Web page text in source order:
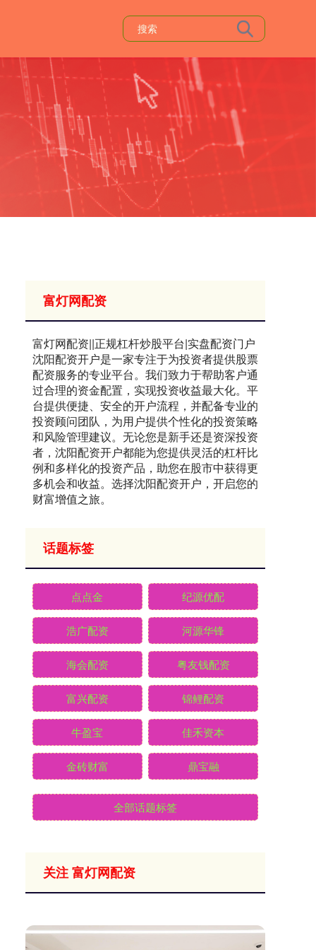
富灯网配资
富灯网配资||正规杠杆炒股平台|实盘配资门户
沈阳配资开户是一家专注于为投资者提供股票
配资服务的专业平台。我们致力于帮助客户通
过合理的资金配置，实现投资收益最大化。平
台提供便捷、安全的开户流程，并配备专业的
投资顾问团队，为用户提供个性化的投资策略
和风险管理建议。无论您是新手还是资深投资
者，沈阳配资开户都能为您提供灵活的杠杆比
例和多样化的投资产品，助您在股市中获得更
多机会和收益。选择沈阳配资开户，开启您的
财富增值之旅。
话题标签
点点金 纪源优配
浩广配资 河源华锋
海会配资 粤友钱配资
富兴配资 锦鲤配资
牛盈宝 佳禾资本
金砖财富 鼎宝融
全部话题标签
关注 富灯网配资